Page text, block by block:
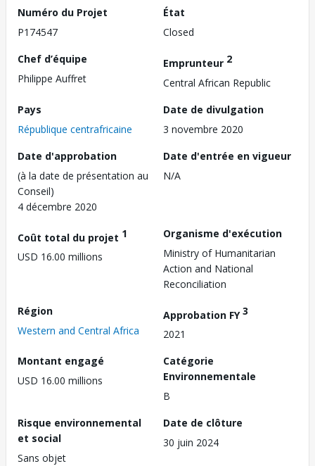
Numéro du Projet
P174547
État
Closed
Chef d’équipe
Philippe Auffret
Emprunteur 2
Central African Republic
Pays
République centrafricaine
Date de divulgation
3 novembre 2020
Date d'approbation
(à la date de présentation au
Conseil)
4 décembre 2020
Date d'entrée en vigueur
N/A
Coût total du projet 1
USD 16.00 millions
Organisme d'exécution
Ministry of Humanitarian
Action and National
Reconciliation
Région
Western and Central Africa
Approbation FY3
2021
Montant engagé
USD 16.00 millions
Catégorie
Environnementale
B
Risque environnemental
et social
Sans objet
Date de clôture
30 juin 2024